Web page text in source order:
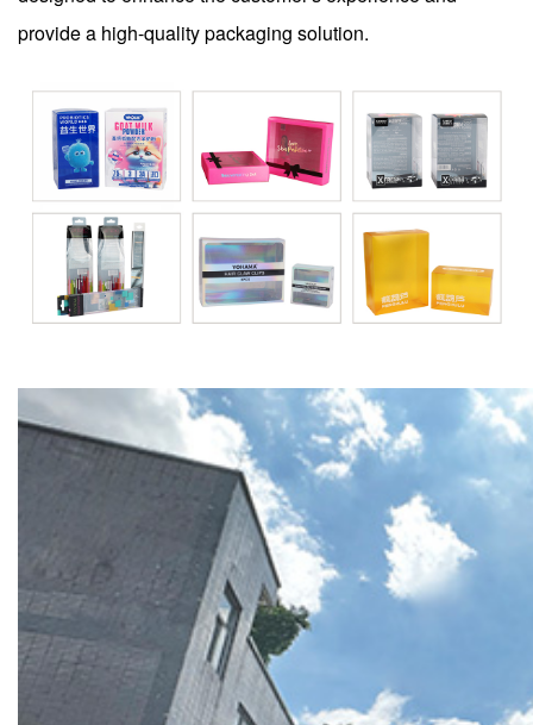
provide a high-quality packaging solution.